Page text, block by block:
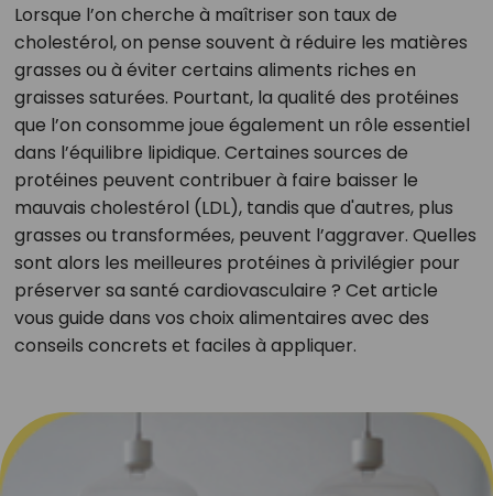
Lorsque l’on cherche à maîtriser son taux de
cholestérol, on pense souvent à réduire les matières
grasses ou à éviter certains aliments riches en
graisses saturées. Pourtant, la qualité des protéines
que l’on consomme joue également un rôle essentiel
dans l’équilibre lipidique. Certaines sources de
protéines peuvent contribuer à faire baisser le
mauvais cholestérol (LDL), tandis que d'autres, plus
grasses ou transformées, peuvent l’aggraver. Quelles
sont alors les meilleures protéines à privilégier pour
préserver sa santé cardiovasculaire ? Cet article
vous guide dans vos choix alimentaires avec des
conseils concrets et faciles à appliquer.